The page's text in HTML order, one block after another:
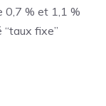
0,7 % et 1,1 %
fixe”